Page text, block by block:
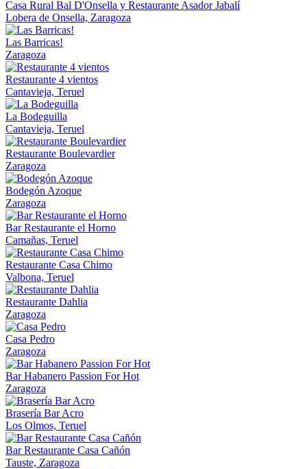
Casa Rural Bal D'Onsella y Restaurante Asador Jabalí
Lobera de Onsella, Zaragoza
Las Barricas!
Zaragoza
Restaurante 4 vientos
Cantavieja, Teruel
La Bodeguilla
Cantavieja, Teruel
Restaurante Boulevardier
Zaragoza
Bodegón Azoque
Zaragoza
Bar Restaurante el Horno
Camañas, Teruel
Restaurante Casa Chimo
Valbona, Teruel
Restaurante Dahlia
Zaragoza
Casa Pedro
Zaragoza
Bar Habanero Passion For Hot
Zaragoza
Brasería Bar Acro
Los Olmos, Teruel
Bar Restaurante Casa Cañón
Tauste, Zaragoza